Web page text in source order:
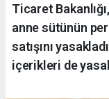
Ticaret
anne sütünün
satışını
içerikleri de